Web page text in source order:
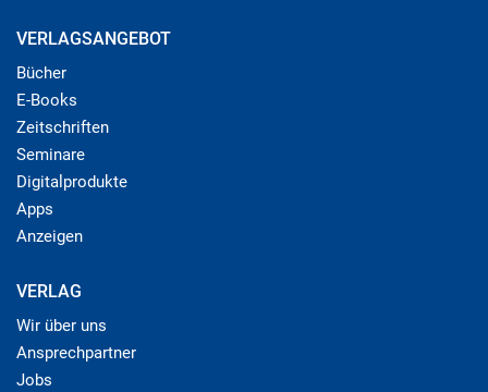
VERLAGSANGEBOT
Bücher
E-Books
Zeitschriften
Seminare
Digitalprodukte
Apps
Anzeigen
VERLAG
Wir über uns
Ansprechpartner
Jobs